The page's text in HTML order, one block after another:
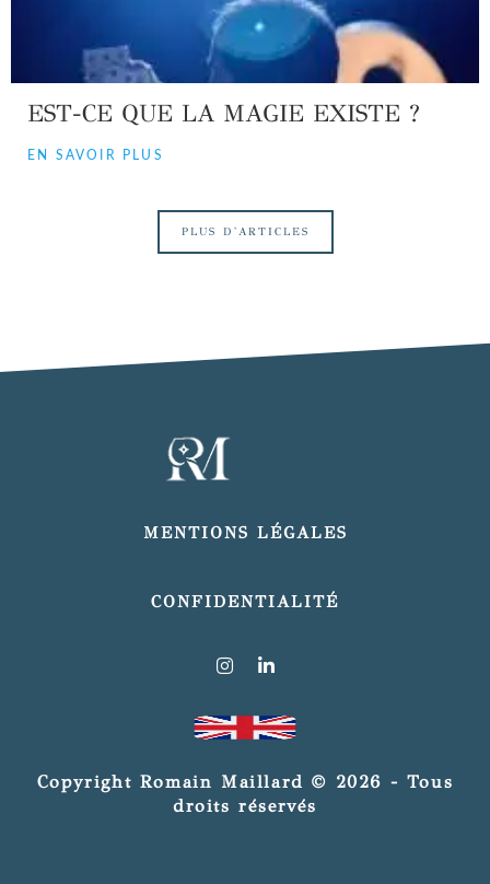
EST-CE QUE LA MAGIE EXISTE ?
EN SAVOIR PLUS
PLUS D'ARTICLES
MENTIONS LÉGALES
CONFIDENTIALITÉ
I
n
t
a
a
m
i
k
e
n
-
Copyright Romain Maillard © 2026 - Tous
droits réservés